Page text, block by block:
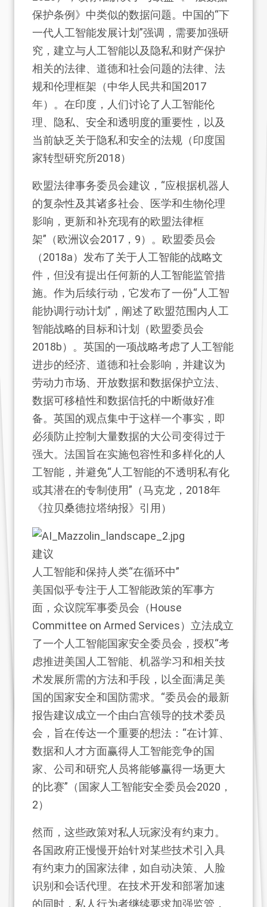
保护条例》中类似的数据问题。中国的“下
一代人工智能发展计划”强调，需要加强研
究，建立与人工智能以及隐私和财产保护
相关的法律、道德和社会问题的法律、法
规和伦理框架（中华人民共和国2017
年）。在印度，人们讨论了人工智能伦
理、隐私、安全和透明度的重要性，以及
当前缺乏关于隐私和安全的法规（印度国
家转型研究所2018）
欧盟法律事务委员会建议，“应根据机器人
的复杂性及其诸多社会、医学和生物伦理
影响，更新和补充现有的欧盟法律框
架”（欧洲议会2017，9）。欧盟委员会
（2018a）发布了关于人工智能的战略文
件，但没有提出任何新的人工智能监管措
施。作为后续行动，它发布了一份“人工智
能协调行动计划”，阐述了欧盟范围内人工
智能战略的目标和计划（欧盟委员会
2018b）。英国的一项战略考虑了人工智能
进步的经济、道德和社会影响，并建议为
劳动力市场、开放数据和数据保护立法、
数据可移植性和数据信托的中断做好准
备。英国的观点集中于这样一个事实，即
必须防止控制大量数据的大公司变得过于
强大。法国旨在实施包容性和多样化的人
工智能，并避免“人工智能的不透明私有化
或其潜在的专制使用”（马克龙，2018年
《拉贝桑德拉塔纳报》引用）
建议
人工智能和保持人类“在循环中”
美国似乎专注于人工智能政策的军事方
面，众议院军事委员会（House
Committee on Armed Services）立法成立
了一个人工智能国家安全委员会，授权“考
虑推进美国人工智能、机器学习和相关技
术发展所需的方法和手段，以全面满足美
国的国家安全和国防需求。“委员会的最新
报告建议成立一个由白宫领导的技术委员
会，旨在传达一个重要的想法：“在计算、
数据和人才方面赢得人工智能竞争的国
家、公司和研究人员将能够赢得一场更大
的比赛”（国家人工智能安全委员会2020，
2）
然而，这些政策对私人玩家没有约束力。
各国政府正慢慢开始针对某些技术引入具
有约束力的国家法律，如自动决策、人脸
识别和会话代理。在技术开发和部署加速
的同时，私人行为者继续要求加强监管，